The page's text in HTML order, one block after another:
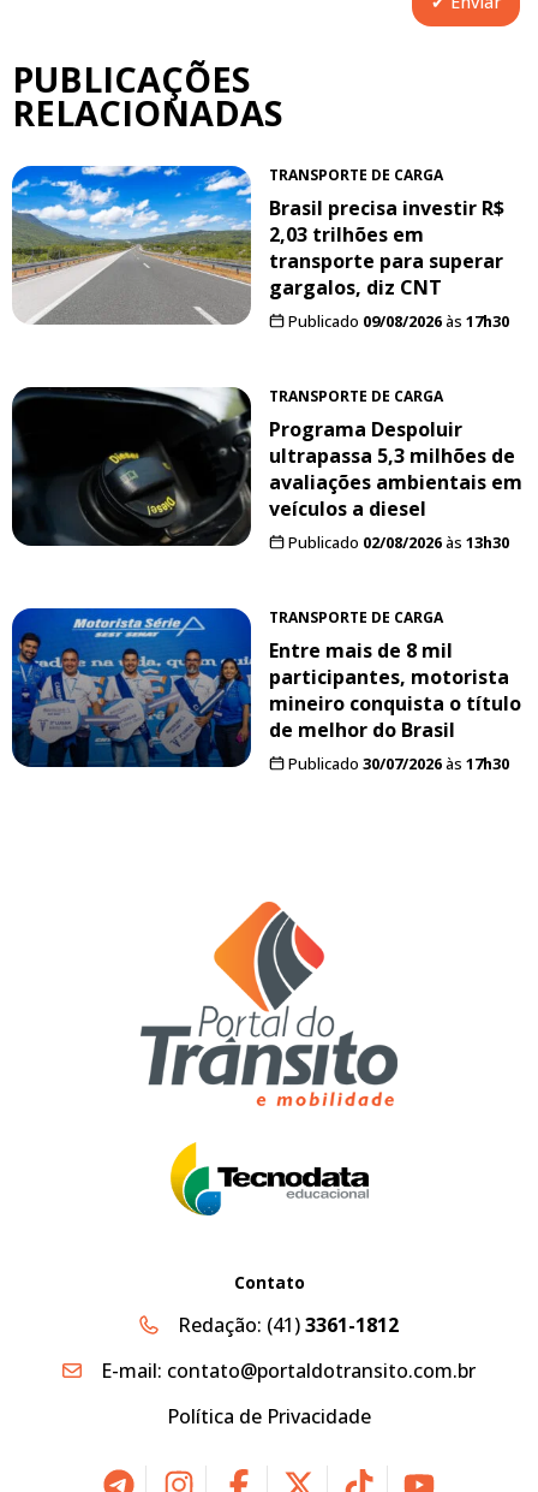
PUBLICAÇÕES
RELACIONADAS
TRANSPORTE DE CARGA
Brasil precisa investir R$
2,03 trilhões em
transporte para superar
gargalos, diz CNT
Publicado 09/08/2026às 17h30
TRANSPORTE DE CARGA
Programa Despoluir
ultrapassa 5,3 milhões de
avaliações ambientais em
veículos a diesel
Publicado 02/08/2026às 13h30
TRANSPORTE DE CARGA
Entre mais de 8 mil
participantes, motorista
mineiro conquista o título
de melhor do Brasil
Publicado 30/07/2026às 17h30
Contato
Redação: (41)3361-1812
E-mail: contato@portaldotransito.com.br
Política de Privacidade